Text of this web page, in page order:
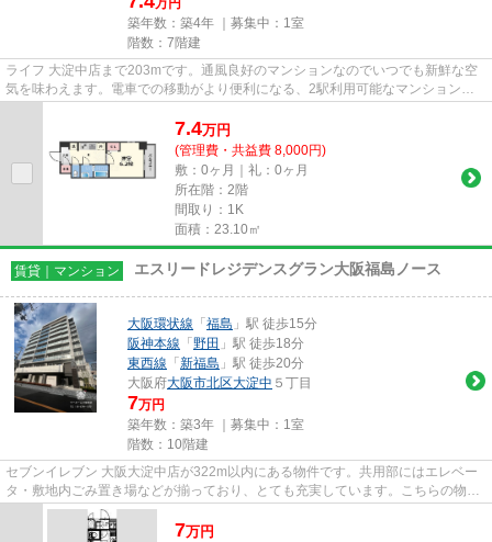
万円
築年数：築4年 ｜募集中： 1室
階数：7階建
ライフ 大淀中店まで203mです。通風良好のマンションなのでいつでも新鮮な空
気を味わえます。電車での移動がより便利になる、2駅利用可能なマンションで
7.4万円
(管理費・共益費 8,000円)
敷：0ヶ月｜礼：0ヶ月
所在階：2階
間取り：1K
面積：23.10㎡
賃貸｜マンション エスリードレジデンスグラン大阪福島ノース
大阪環状線 「 福島 」駅 徒歩15分
阪神本線 「 野田 」駅 徒歩18分
東西線 「 新福島 」駅 徒歩20分
大阪府大阪市北区大淀中 ５丁目
7万円
築年数：築3年 ｜募集中： 1室
階数：10階建
セブンイレブン 大阪大淀中店が322m以内にある物件です。共用部にはエレベー
タ・敷地内ごみ置き場などが揃っており、とても充実しています。こちらの物件
はマンションです。こちらは自...
7万円